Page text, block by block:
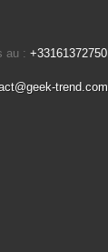
au : +33161372750
trend.com